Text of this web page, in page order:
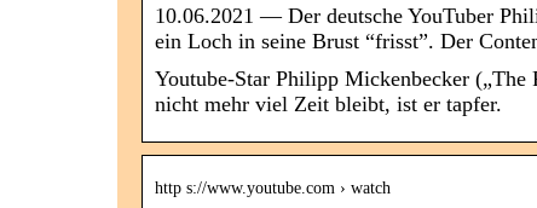
10.06.2021 — Der deutsche YouTuber
ein Loch in seine Brust “frisst”. Der
Youtube-Star Philipp Mickenbecker
nicht mehr viel Zeit bleibt, ist er tapfer.
http s://www.youtube.com › watch